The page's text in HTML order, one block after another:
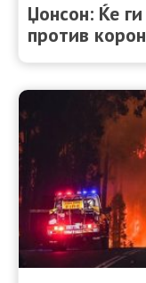
Џонсон: Ќе
против